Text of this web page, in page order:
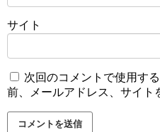
サイト
次回のコメントで使用す
前、メールアドレス、サイト